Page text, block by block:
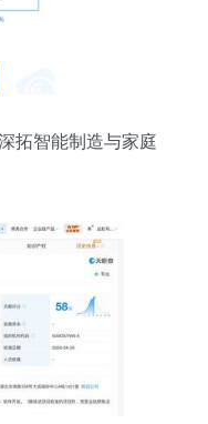
拓智能制造与家庭